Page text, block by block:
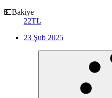
💵Bakiye
22TL
23 Şub 2025